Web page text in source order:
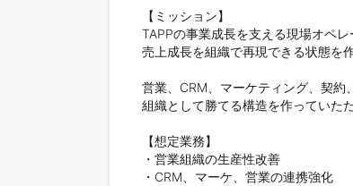
【ミッション】
TAPPの事業成長を支える現場オペ
売上成長を組織で再現できる状態を作
営業、CRM、マーケティング、契約
組織として勝てる構造を作っていただ
【想定業務】
・営業組織の生産性改善
・CRM、マーケ、営業の連携強化